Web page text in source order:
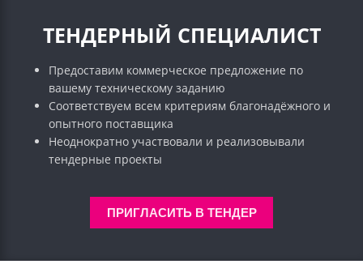
ТЕНДЕРНЫЙ СПЕЦИАЛИСТ
Предоставим коммерческое предложение по
вашему техническому заданию
Соответствуем всем критериям благонадёжного и
опытного поставщика
Неоднократно участвовали и реализовывали
тендерные проекты
ПРИГЛАСИТЬ В ТЕНДЕР